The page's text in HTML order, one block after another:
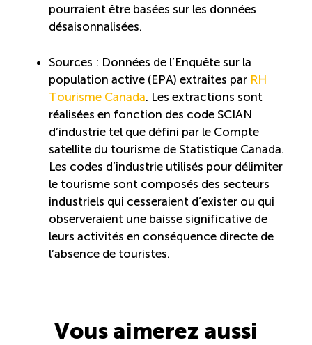
pourraient être basées sur les données
désaisonnalisées.
Sources : Données de l’Enquête sur la
population active (EPA) extraites par RH
Tourisme Canada. Les extractions sont
réalisées en fonction des code SCIAN
d’industrie tel que défini par le Compte
satellite du tourisme de Statistique Canada.
Les codes d’industrie utilisés pour délimiter
le tourisme sont composés des secteurs
industriels qui cesseraient d’exister ou qui
observeraient une baisse significative de
leurs activités en conséquence directe de
l’absence de touristes.
Vous aimerez aussi